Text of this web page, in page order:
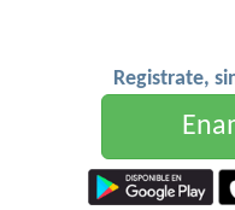
Registrate,